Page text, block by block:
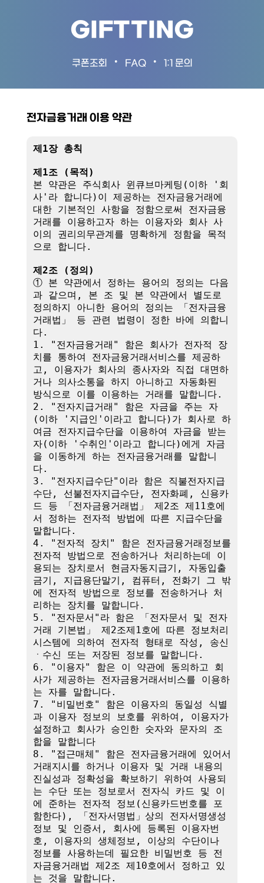
GIFTTING
쿠폰조회 • FAQ • 1:1 문의
전자금융거래 이용 약관
제1장 총칙
제1조 (목적)
본 약관은 주식회사 윈큐브마케팅(이하 '회
사'라 합니다)이 제공하는 전자금융거래에
대한 기본적인 사항을 정함으로써 전자금융
거래를 이용하고자 하는 이용자와 회사 사
이의 권리의무관계를 명확하게 정함을 목적
으로 합니다.
제2조 (정의)
① 본 약관에서 정하는 용어의 정의는 다음
과 같으며, 본 조 및 본 약관에서 별도로
정의하지 아니한 용어의 정의는 「전자금융
거래법」 등 관련 법령이 정한 바에 의합니
다.
1. "전자금융거래" 함은 회사가 전자적 장
치를 통하여 전자금융거래서비스를 제공하
고, 이용자가 회사의 종사자와 직접 대면하
거나 의사소통을 하지 아니하고 자동화된
방식으로 이를 이용하는 거래를 말합니다.
2. "전자지급거래" 함은 자금을 주는 자
(이하 '지급인'이라고 합니다)가 회사로 하
여금 전자지급수단을 이용하여 자금을 받는
자(이하 '수취인'이라고 합니다)에게 자금
을 이동하게 하는 전자금융거래를 말합니
다.
3. "전자지급수단"이라 함은 직불전자지급
수단, 선불전자지급수단, 전자화폐, 신용카
드 등 「전자금융거래법」 제2조 제11호에
서 정하는 전자적 방법에 따른 지급수단을
말합니다.
4. "전자적 장치" 함은 전자금융거래정보를
전자적 방법으로 전송하거나 처리하는데 이
용되는 장치로서 현금자동지급기, 자동입출
금기, 지급용단말기, 컴퓨터, 전화기 그 밖
에 전자적 방법으로 정보를 전송하거나 처
리하는 장치를 말합니다.
5. "전자문서"라 함은 「전자문서 및 전자
거래 기본법」 제2조제1호에 따른 정보처리
시스템에 의하여 전자적 형태로 작성, 송신
ㆍ수신 또는 저장된 정보를 말합니다.
6. "이용자" 함은 이 약관에 동의하고 회
사가 제공하는 전자금융거래서비스를 이용하
는 자를 말합니다.
7. "비밀번호" 함은 이용자의 동일성 식별
과 이용자 정보의 보호를 위하여, 이용자가
설정하고 회사가 승인한 숫자와 문자의 조
합을 말합니다
8. "접근매체" 함은 전자금융거래에 있어서
거래지시를 하거나 이용자 및 거래 내용의
진실성과 정확성을 확보하기 위하여 사용되
는 수단 또는 정보로서 전자식 카드 및 이
에 준하는 전자적 정보(신용카드번호를 포
함한다), 「전자서명법」상의 전자서명생성
정보 및 인증서, 회사에 등록된 이용자번
호, 이용자의 생체정보, 이상의 수단이나
정보를 사용하는데 필요한 비밀번호 등 전
자금융거래법 제2조 제10호에서 정하고 있
는 것을 말합니다.